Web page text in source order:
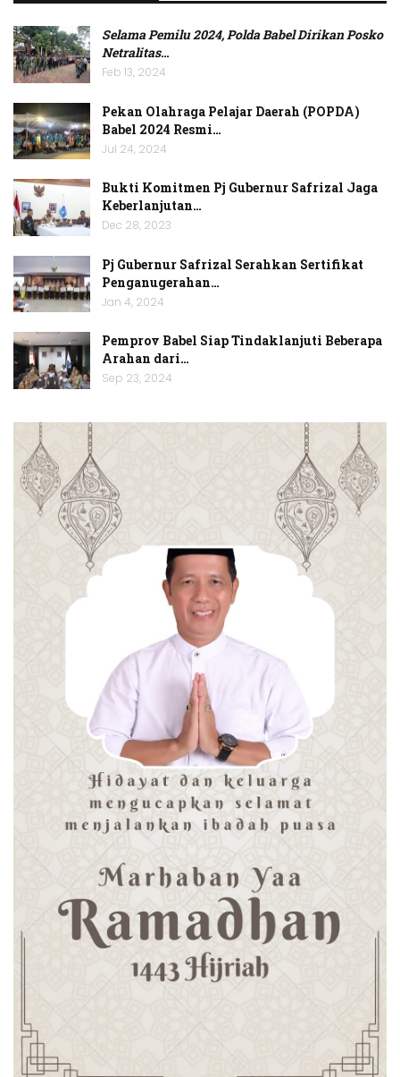
Selama Pemilu 2024, Polda Babel Dirikan Posko
Netralitas…
Feb 13, 2024
Pekan Olahraga Pelajar Daerah (POPDA)
Babel 2024 Resmi…
Jul 24, 2024
Bukti Komitmen Pj Gubernur Safrizal Jaga
Keberlanjutan…
Dec 28, 2023
Pj Gubernur Safrizal Serahkan Sertifikat
Penganugerahan…
Jan 4, 2024
Pemprov Babel Siap Tindaklanjuti Beberapa
Arahan dari…
Sep 23, 2024